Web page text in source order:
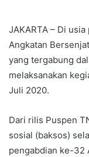
JAKARTA – Di
Angkatan
yang tergabung
melaksanakan
Juli 2020.
Dari rilis Puspen
sosial (baksos)
pengabdian ke-32